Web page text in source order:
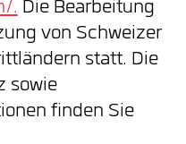
.Die Bearbeitung
von Schweizer
statt. Die
sowie
finden Sie